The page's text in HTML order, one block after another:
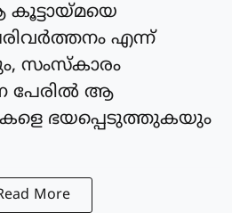
എന്ന്
സംസ്കാരം
പേരിൽ ആ
ഭയപ്പെടുത്തുകയും
More